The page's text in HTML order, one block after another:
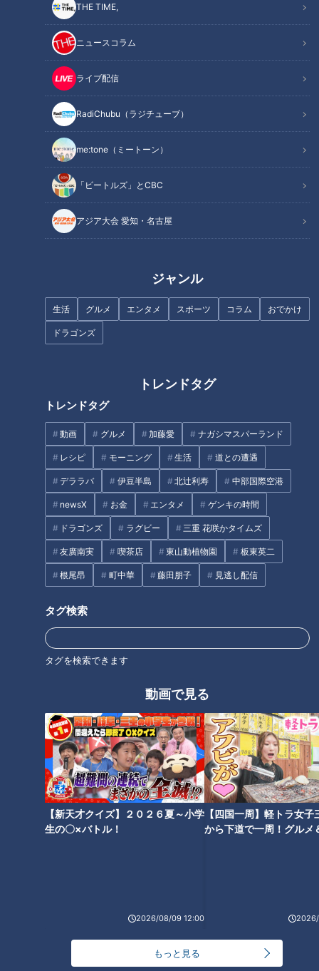
THE TIME,
ニュースコラム
ライブ配信
RadiChubu（ラジチューブ）
me:tone（ミートーン）
「ビートルズ」とCBC
アジア大会 愛知・名古屋
ジャンル
生活 グルメ エンタメ スポーツ コラム おでかけ
ドラゴンズ
トレンドタグ
トレンドタグ
動画 グルメ 加藤愛 ナガシマスパーランド
レシピ モーニング 生活 道との遭遇
デララバ 伊豆半島 北辻利寿 中部国際空港
newsX お金 エンタメ ゲンキの時間
ドラゴンズ ラグビー 三重 花咲かタイムズ
友廣南実 喫茶店 東山動植物園 板東英二
根尾昂 町中華 藤田朋子 見逃し配信
タグ検索
タグを検索できます
動画で見る
【新天才クイズ】２０２６夏～小学
生の〇×バトル！
2026/08/09 12:00
【四国一周】軽トラ女子
から下道で一周！グルメ
もっと見る
【はだか祭WEEK】はだか男が
集結するホテルの“舞台裏”【チ
ャント！】
不気味すぎる神事！？わら人形
と、半裸の子どもに塩水を浴び
せる岐阜・恵那市の奇祭「送り
最大10メートルの巨大提灯！命
つけま＆盛り髪のド派手な“令和
とは
冷たいを超えて痛い！？真冬の
長良川にふんどし姿で入水する
岐阜市の奇祭「池ノ上禊祭」で
見た親子の絆！
【“ややこしい人に捕まった”金
子恵美が初参戦！】ゴゴスマ生
グルメ おでかけ
オススメ関連コンテンツ
バズる志摩スペイン村で実践 映
えるスマホ写真撮影のコツ
友近＆南部アナ＆永岡アナが冬
花咲かカルチャーセンター「友
近」×「テニス」奇跡のミラク
ルショットさく裂！【花咲かタ